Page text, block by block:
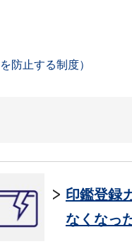
防止する制度）
印鑑登録
なくなっ